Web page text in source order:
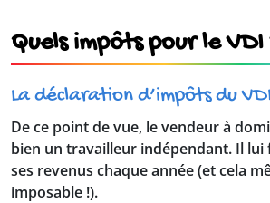
Quels impôts pour le
La déclaration d’impôts du
De ce point de vue, le vendeur à
bien un travailleur indépendant. Il
ses revenus chaque année (et cela
imposable !).